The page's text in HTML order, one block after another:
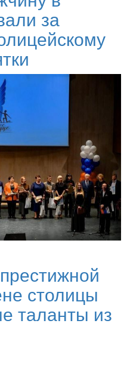
за
столицы
таланты из